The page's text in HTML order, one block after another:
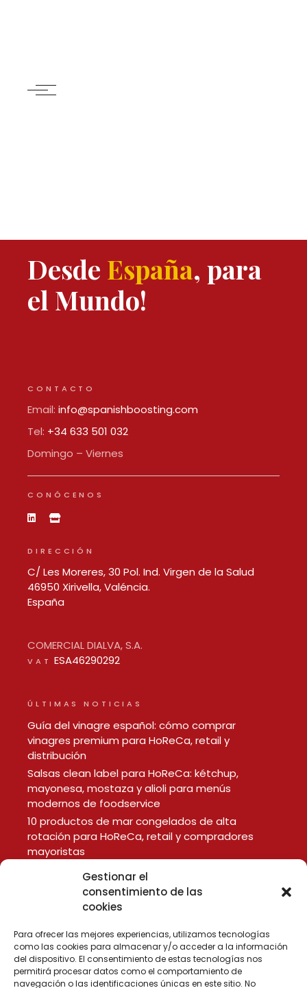
Gestionar el
consentimiento de las
cookies
Para ofrecer las mejores experiencias, utilizamos tecnologías
como las cookies para almacenar y/o acceder a la información
del dispositivo. El consentimiento de estas tecnologías nos
permitirá procesar datos como el comportamiento de
navegación o las identificaciones únicas en este sitio. No
Desde España, para
el Mundo!
CONTACTO
Email:info@spanishboosting.com
Tel: +34 633 501 032
Domingo – Viernes
CONÓCENOS
DIRECCIÓN
C/ Les Moreres, 30 Pol. Ind. Virgen de la Salud
46950 Xirivella, Valéncia.
España
COMERCIAL DIALVA, S.A.
VAT ESA46290292
ÚLTIMAS NOTICIAS
Guía del vinagre español: cómo comprar
vinagres premium para HoReCa, retail y
distribución
Salsas clean label para HoReCa: kétchup,
mayonesa, mostaza y alioli para menús
modernos de foodservice
10 productos de mar congelados de alta
rotación para HoReCa, retail y compradores
mayoristas
Aviso Legal
Política de Privacidad
Política de Cookies